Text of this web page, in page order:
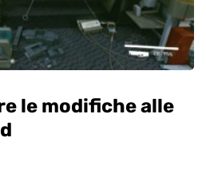
le modifiche alle